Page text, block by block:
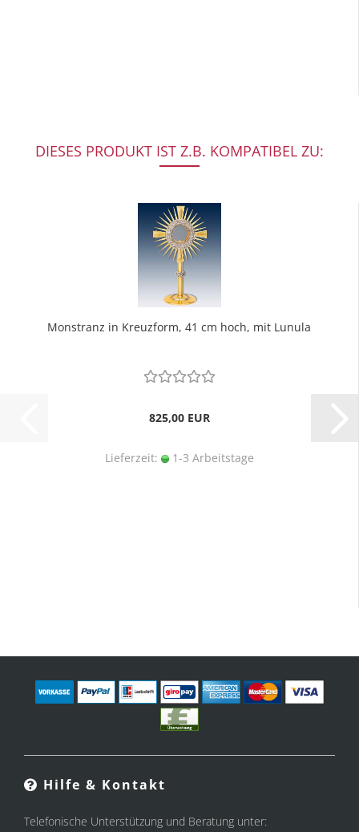
DIESES PRODUKT IST Z.B. KOMPATIBEL ZU:
Monstranz in Kreuzform, 41 cm hoch, mit Lunula
825,00 EUR
Lieferzeit: 1-3 Arbeitstage
Hilfe & Kontakt
Telefonische Unterstützung und Beratung unter: